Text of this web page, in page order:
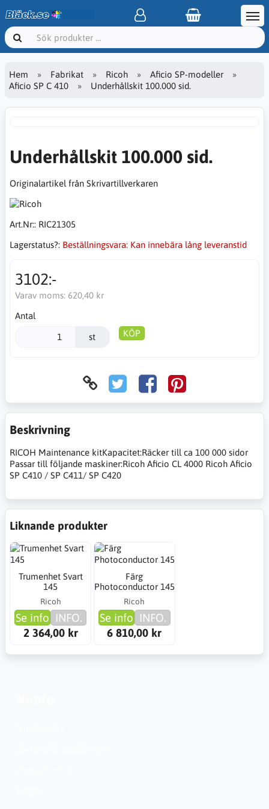
Hem Fabrikat Ricoh
Aficio SP-modeller
Aficio SP C 410
Underhållskit 100.000 sid.
Underhållskit 100.000 sid.
Originalartikel från Skrivartillverkaren
Art.Nr:: RIC21305
Lagerstatus?: Beställningsvara: Kan innebära lång leveranstid
3102:-
Varav moms: 620,40 kr
Antal
st KÖP
Beskrivning
RICOH Maintenance kitKapacitet:Räcker till ca 100 000 sidor
Passar till följande maskiner:Ricoh Aficio CL 4000 Ricoh Aficio
SP C410 / SP C411/ SP C420
Liknande produkter
Trumenhet Svart
145
Ricoh
Se info INFO.
2 364,00 kr
Färg
Photoconductor 145
Ricoh
Se info INFO.
6 810,00 kr